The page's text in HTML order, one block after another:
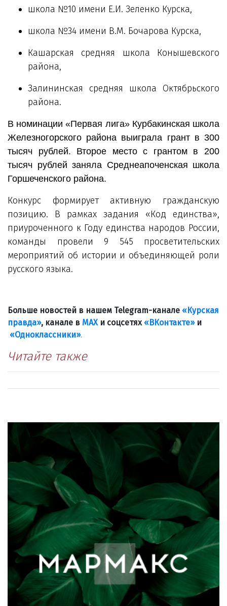
школа №10 имени Е.И. Зеленко Курска,
школа №34 имени В.М. Бочарова Курска,
Кашарская средняя школа Конышевского
района,
Залининская средняя школа Октябрьского
района.
В номинации «Первая лига» Курбакинская школа
Железногорского района выиграла грант в 300
тысяч рублей. Второе место с грантом в 200
тысяч рублей заняла Среднеапоченская школа
Горшеченского района.
Конкурс формирует активную гражданскую
позицию. В рамках задания «Код единства»,
приуроченного к Году единства народов России,
команды провели 9 545 просветительских
мероприятий об истории и объединяющей роли
русского языка.
Больше новостей в нашем Telegram-канале «Курская
правда», канале в МАХи соцсетях «ВКонтакте»и
«Одноклассники».
Читайте также